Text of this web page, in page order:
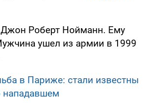
Джон Роберт Нойманн. Ему
ушел из армии в 1999
в Париже: стали известны
нападавшем